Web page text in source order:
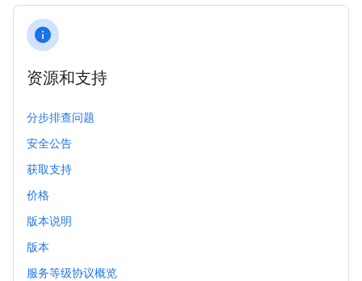
info
资源和支持
分步排查问题
安全公告
获取支持
价格
版本说明
版本
服务等级协议概览